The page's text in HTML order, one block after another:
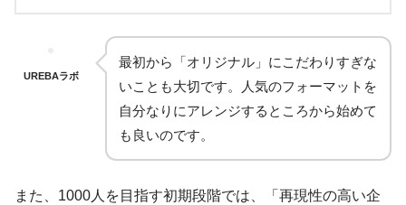
UREBAラボ
最初から「オリジナル」にこだわりすぎな
いことも大切です。人気のフォーマットを
自分なりにアレンジするところから始めて
も良いのです。
また、1000人を目指す初期段階では、「再現性の高い企